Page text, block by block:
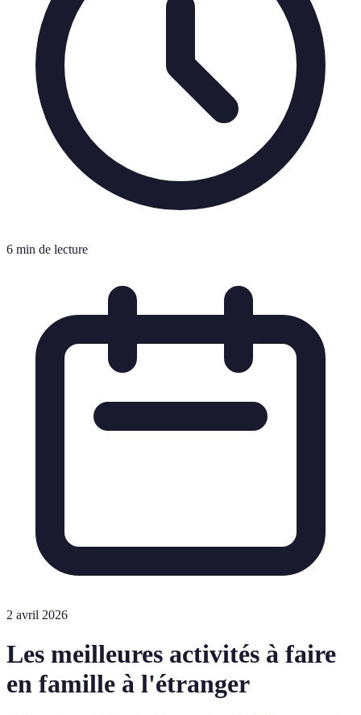
6 min de lecture
2 avril 2026
Les meilleures activités à faire
en famille à l'étranger